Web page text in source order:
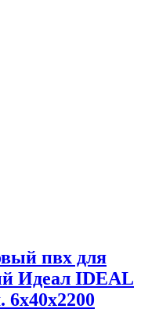
пвх для
Идеал IDEAL